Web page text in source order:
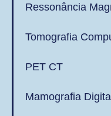
Ressonância
Tomografia
PET CT
Mamografia